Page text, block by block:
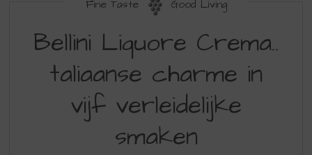
Fine Taste Good Living
BELLINI
LIQUORE
CREMA
ITALIAANSE
CHARME
Bellini Liquore Crema..
taliaanse charme in
vijf verleidelijke
smaken